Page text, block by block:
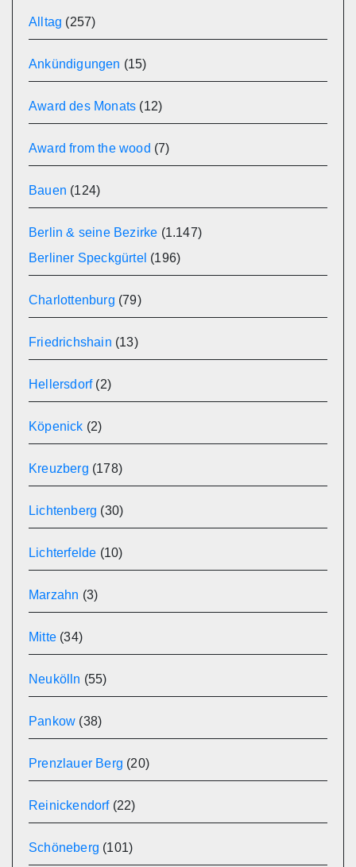
Alltag (257)
Ankündigungen (15)
Award des Monats (12)
Award from the wood (7)
Bauen (124)
Berlin & seine Bezirke (1.147)
Berliner Speckgürtel (196)
Charlottenburg (79)
Friedrichshain (13)
Hellersdorf(2)
Köpenick (2)
Kreuzberg (178)
Lichtenberg (30)
Lichterfelde (10)
Marzahn (3)
Mitte (34)
Neukölln (55)
Pankow (38)
Prenzlauer Berg (20)
Reinickendorf(22)
Schöneberg (101)